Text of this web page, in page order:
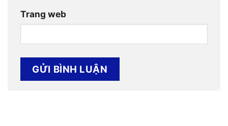
Trang web